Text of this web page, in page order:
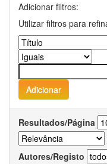
Adicionar filtros:
Utilizar filtros para
Resultados/Página
Autores/Registo